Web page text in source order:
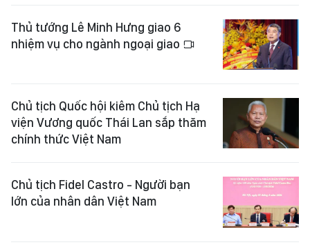
Thủ tướng Lê Minh Hưng giao 6
nhiệm vụ cho ngành ngoại giao
Chủ tịch Quốc hội kiêm Chủ tịch Hạ
viện Vương quốc Thái Lan sắp thăm
chính thức Việt Nam
Chủ tịch Fidel Castro - Người bạn
lớn của nhân dân Việt Nam